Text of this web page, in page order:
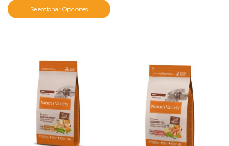
Seleccionar Opciones